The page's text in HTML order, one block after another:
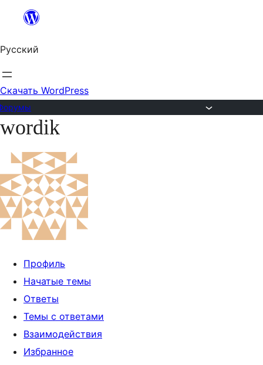
Перейти
содержимому
Русский
Скачать WordPress
Перейти
содержимому
wordik
Профиль
Начатые темы
Ответы
Темы с ответами
Взаимодействия
Избранное